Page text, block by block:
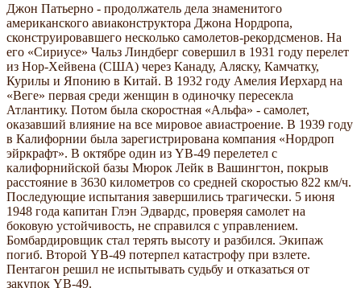
Джон Патьерно - продолжатель дела знаменитого
американского авиаконструктора Джона Нордропа,
сконструировавшего несколько самолетов-рекордсменов. На
его «Сириусе» Чальз Линдберг совершил в 1931 году перелет
из Нор-Хейвена (США) через Канаду, Аляску, Камчатку,
Курилы и Японию в Китай. В 1932 году Амелия Иерхард на
«Веге» первая среди женщин в одиночку пересекла
Атлантику. Потом была скоростная «Альфа» - самолет,
оказавший влияние на все мировое авиастроение. В 1939 году
в Калифорнии была зарегистрирована компания «Нордроп
эйркрафт». В октябре один из YB-49 перелетел с
калифорнийской базы Мюрок Лейк в Вашингтон, покрыв
расстояние в 3630 километров со средней скоростью 822 км/ч.
Последующие испытания завершились трагически. 5 июня
1948 года капитан Глэн Эдвардс, проверяя самолет на
боковую устойчивость, не справился с управлением.
Бомбардировщик стал терять высоту и разбился. Экипаж
погиб. Второй YВ-49 потерпел катастрофу при взлете.
Пентагон решил не испытывать судьбу и отказаться от
закупок YB-49.